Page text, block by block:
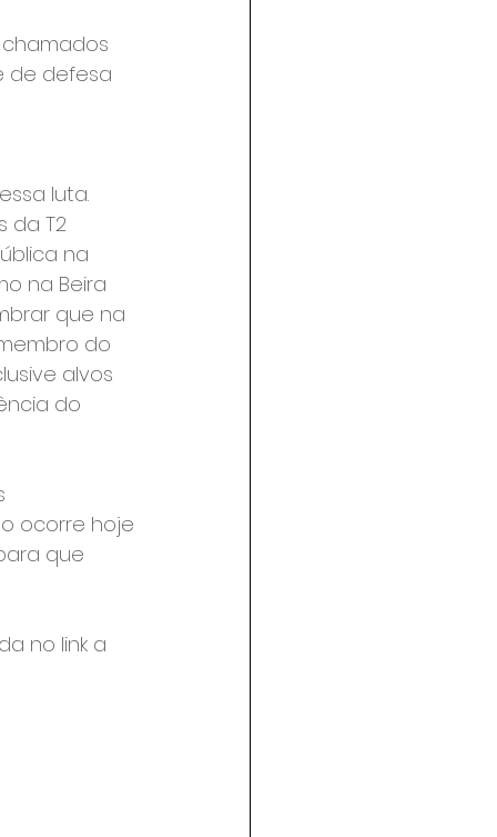
chamados
de defesa
luta.
da T2
na
na Beira
que na
do
alvos
do
ocorre hoje
que
no link a